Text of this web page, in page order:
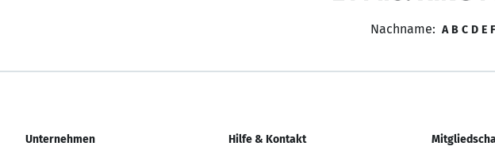
Nachname: A B C D E F
Unternehmen Hilfe & Kontakt